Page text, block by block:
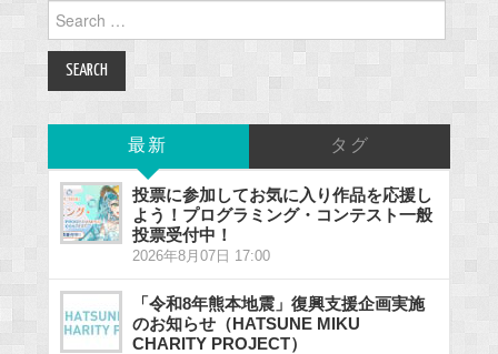
for:
最新 タグ
投票に参加してお気に入り作品を応援し
よう！プログラミング・コンテスト一般
投票受付中！
2026年8月07日 17:00
「令和8年熊本地震」復興支援企画実施
のお知らせ（HATSUNE MIKU
CHARITY PROJECT）